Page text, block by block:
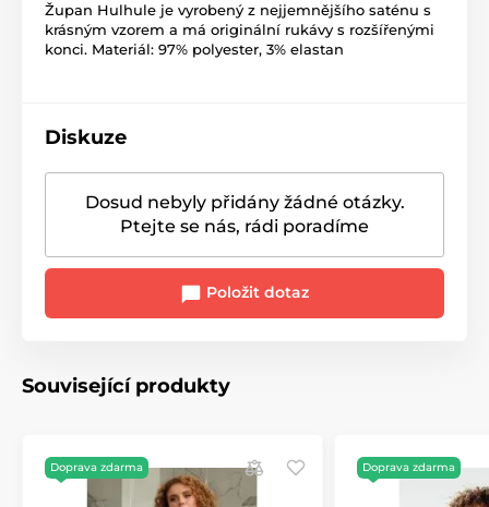
Župan Hulhule je vyrobený z nejjemnějšího saténu s
krásným vzorem a má originální rukávy s rozšířenými
konci. Materiál: 97% polyester, 3% elastan
Diskuze
Dosud nebyly přidány žádné otázky.
Ptejte se nás, rádi poradíme
Položit dotaz
Související produkty
Doprava zdarma Doprava zdarma